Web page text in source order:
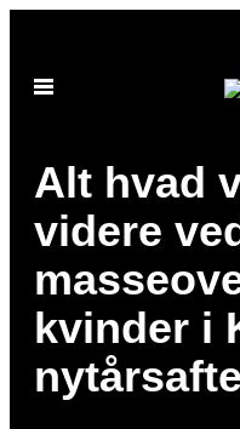
content
Open
Alt hvad
videre
kvinder i